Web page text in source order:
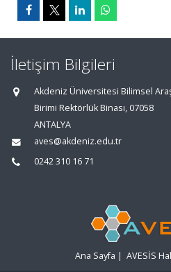
İletişim Bilgileri
Akdeniz Üniversitesi Bilimsel
Birimi Rektörlük Binası, 07058
ANTALYA
aves@akdeniz.edu.tr
0242 310 16 71
Ana Sayfa | AVESİS